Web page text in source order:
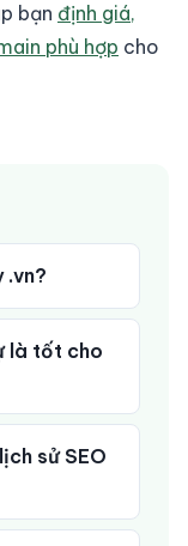
bạn định giá,
phù hợp cho
.vn?
là tốt cho
sử SEO